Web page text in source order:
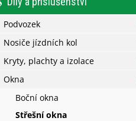
Podvozek
Nosiče jízdních kol
Kryty, plachty a izolace
Okna
Boční okna
Střešní okna